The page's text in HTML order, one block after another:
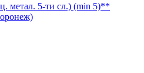
метал. 5-ти сл.) (min 5)**